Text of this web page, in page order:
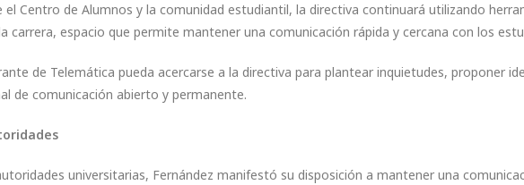
Centro de Alumnos y la comunidad estudiantil, la directiva continuará utilizando
carrera, espacio que permite mantener una comunicación rápida y cercana con los
de Telemática pueda acercarse a la directiva para plantear inquietudes, proponer
de comunicación abierto y permanente.
universitarias, Fernández manifestó su disposición a mantener una